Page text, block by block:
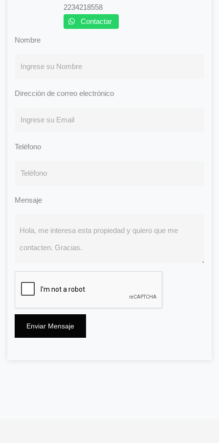
2234218558
Contactar
Nombre
Dirección de correo electrónico
Teléfono
Mensaje
Enviar Mensaje